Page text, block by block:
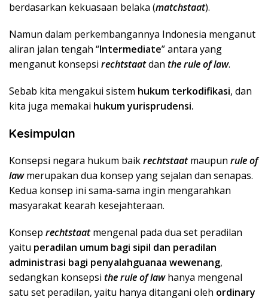
berdasarkan kekuasaan belaka (matchstaat).
Namun dalam perkembangannya Indonesia menganut
aliran jalan tengah “Intermediate” antara yang
menganut konsepsi rechtstaatdan the rule of law.
Sebab kita mengakui sistem hukum terkodifikasi, dan
kita juga memakai hukum yurisprudensi.
Kesimpulan
Konsepsi negara hukum baikrechtstaatmaupun rule of
lawmerupakan dua konsep yang sejalan dan senapas.
Kedua konsep ini sama-sama ingin mengarahkan
masyarakat kearah kesejahteraan.
Konsep rechtstaat mengenal pada dua set peradilan
yaitu peradilan umum bagi sipil dan peradilan
administrasi bagi penyalahguanaa wewenang,
sedangkan konsepsi the rule of lawhanya mengenal
satu set peradilan, yaitu hanya ditangani oleh ordinary